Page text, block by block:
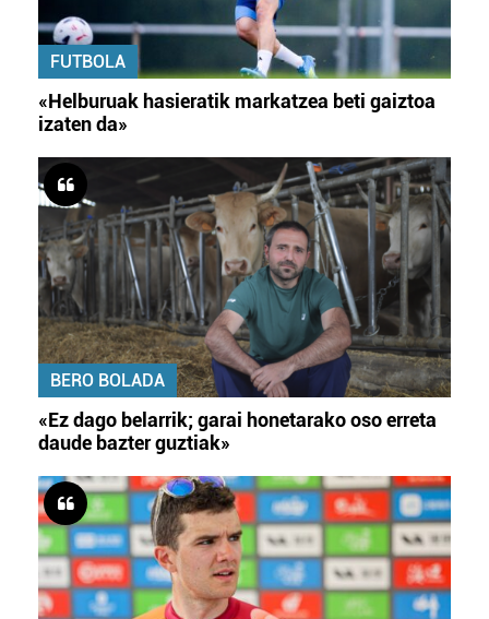
FUTBOLA
«Helburuak hasieratik markatzea beti gaiztoa
izaten da»
BERO BOLADA
«Ez dago belarrik; garai honetarako oso erreta
daude bazter guztiak»